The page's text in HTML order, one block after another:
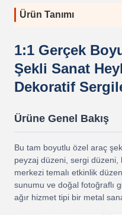
Ürün Tanımı
1:1 Gerçek
Şekli Sanat
Dekoratif
Ürüne Genel Bakış
Bu tam boyutlu özel araç
peyzaj düzeni, sergi düzeni,
merkezi temalı etkinlik
sunumu ve doğal fotoğraflı
ağır hizmet tipi bir metal